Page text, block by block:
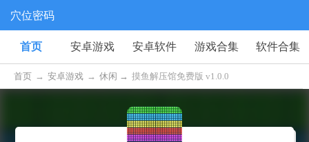
穴位密码
首页 安卓游戏 安卓软件 游戏合集 软件合集
首页 → 安卓游戏 → 休闲 → 摸鱼解压馆免费版 v1.0.0